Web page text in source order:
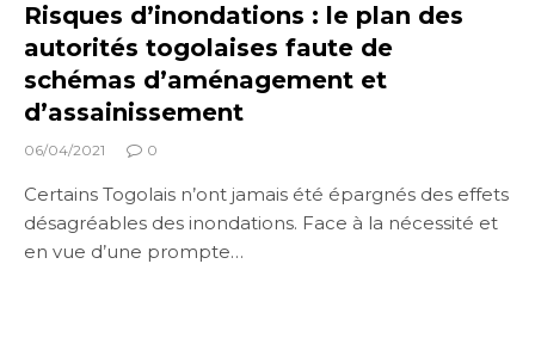
Risques d’inondations : le plan des
autorités togolaises faute de
schémas d’aménagement et
d’assainissement
06/04/2021 0
Certains Togolais n’ont jamais été épargnés des effets
désagréables des inondations. Face à la nécessité et
en vue d’une prompte…